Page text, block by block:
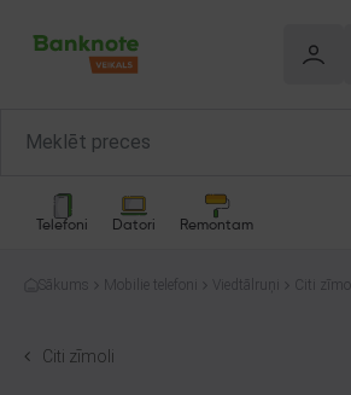
Telefoni Datori Remontam
Sākums Mobilie telefoni Viedtālruņi Citi zīmoli
Citi zīmoli